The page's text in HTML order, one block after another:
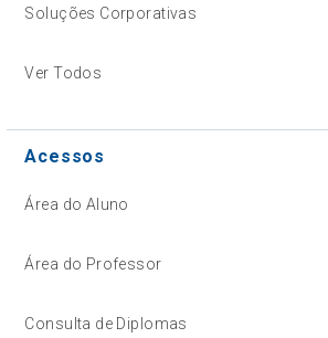
Soluções Corporativas
Ver Todos
Acessos
Área do Aluno
Área do Professor
Consulta de Diplomas